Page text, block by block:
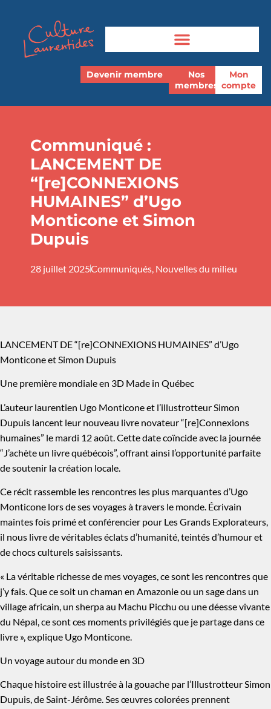
Devenir membre
Nos
membres
Mon
compte
Communiqué :
LANCEMENT DE
“[re]CONNEXIONS
HUMAINES” d’Ugo
Monticone et Simon
Dupuis
28 juillet 2025Communiqués, Nouvelles du milieu
LANCEMENT DE “[re]CONNEXIONS HUMAINES” d’Ugo
Monticone et Simon Dupuis
Une première mondiale en 3D Made in Québec
L’auteur laurentien Ugo Monticone et l’illustrotteur Simon
Dupuis lancent leur nouveau livre novateur “[re]Connexions
humaines” le mardi 12 août. Cette date coïncide avec la journée
“J’achète un livre québécois”, offrant ainsi l’opportunité parfaite
de soutenir la création locale.
Ce récit rassemble les rencontres les plus marquantes d’Ugo
Monticone lors de ses voyages à travers le monde. Écrivain
maintes fois primé et conférencier pour Les Grands Explorateurs,
il nous livre de véritables éclats d’humanité, teintés d’humour et
de chocs culturels saisissants.
« La véritable richesse de mes voyages, ce sont les rencontres que
j’y fais. Que ce soit un chaman en Amazonie ou un sage dans un
village africain, un sherpa au Machu Picchu ou une déesse vivante
du Népal, ce sont ces moments privilégiés que je partage dans ce
livre », explique Ugo Monticone.
Un voyage autour du monde en 3D
Chaque histoire est illustrée à la gouache par l’Illustrotteur Simon
Dupuis, de Saint-Jérôme. Ses œuvres colorées prennent